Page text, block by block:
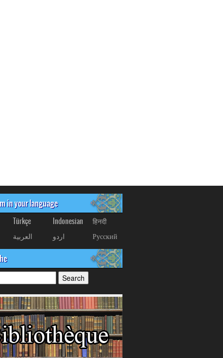
in your language
Türkçe Indonesian
हिनदी
العربیة
اردو Русский